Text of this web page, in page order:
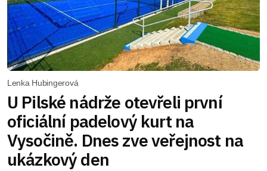
Lenka Hubingerová
U Pilské nádrže otevřeli první
oficiální padelový kurt na
Vysočině. Dnes zve veřejnost na
ukázkový den